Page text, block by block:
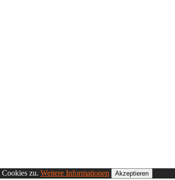
zu. Weitere Informationen Akzeptieren